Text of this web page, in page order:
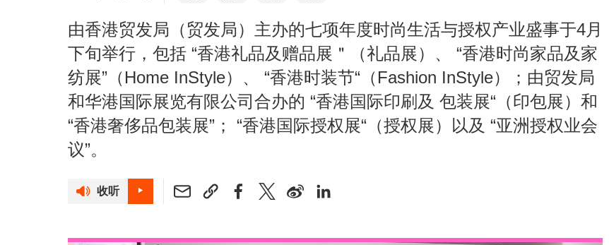
由香港贸发局（贸发局）主办的七项年度时尚生活与授权产业盛事于4月
下旬举行，包括 “香港礼品及赠品展＂（礼品展）、 “香港时尚家品及家
纺展”（Home InStyle）、 “香港时装节“（Fashion InStyle）；由贸发局
和华港国际展览有限公司合办的 “香港国际印刷及 包装展“（印包展）和
“香港奢侈品包装展”； “香港国际授权展“（授权展）以及 “亚洲授权业会
议”。
收听